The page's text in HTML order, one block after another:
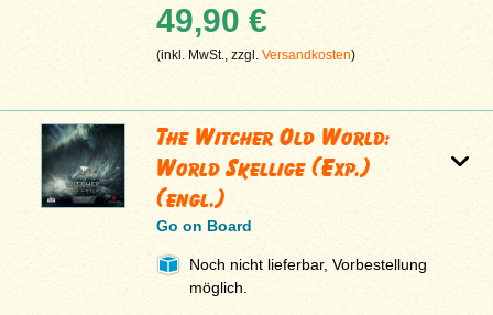
49,90 €
(inkl. MwSt., zzgl.Versandkosten)
The Witcher Old World:
World Skellige (Exp.)
(engl.)
Go on Board
Noch nicht lieferbar, Vorbestellung
möglich.